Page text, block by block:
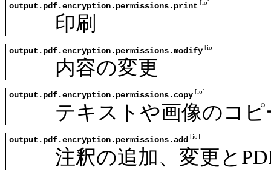
output.pdf.encryption.permissions.print
印刷
output.pdf.encryption.permissions.modify
内容の変更
output.pdf.encryption.permissions.copy
テキストや画像のコピ
output.pdf.encryption.permissions.add
注釈の追加、変更と